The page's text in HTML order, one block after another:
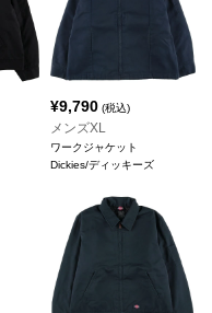
¥9,790 (税込)
メンズXL
ワークジャケット
Dickies/ディッキーズ